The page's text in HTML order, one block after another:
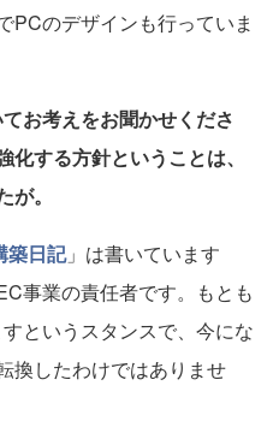
PCのデザインも行っていま
お考えをお聞かせくださ
する方針ということは、
。
日記」は書いています
事業の責任者です。もとも
というスタンスで、今にな
換したわけではありませ